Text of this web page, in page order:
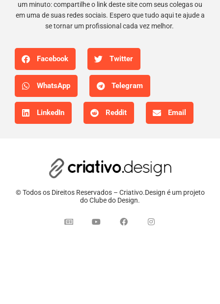
um minuto: compartilhe o link deste site com seus colegas ou
em uma de suas redes sociais. Espero que tudo aqui te ajude a
se tornar um profissional cada vez melhor.
Facebook Twitter
WhatsApp Telegram
LinkedIn Reddit Email
© Todos os Direitos Reservados – Criativo.Design é um projeto
do Clube do Design.